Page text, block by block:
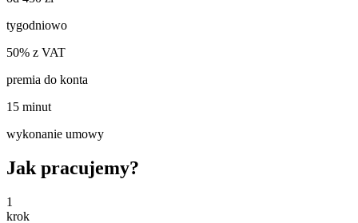
tygodniowo
50% z VAT
premia do konta
15 minut
wykonanie umowy
Jak pracujemy?
1
krok